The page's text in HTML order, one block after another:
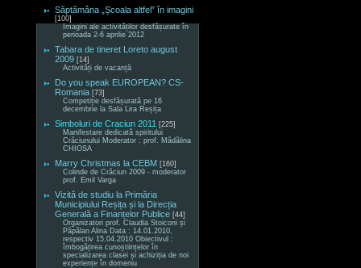
Săptămâna „Școala altfel” în imagini
[100]
Imagini ale activităților desfășurate în
perioada 2-6 aprilie 2012
Tabara de tineret Loreto august
2009 [14]
Activități de vacanță
Do you speak EUROPEAN? CS-
Romania [73]
Competiție desfășurată pe 16
decembrie la Sala Lira Reșița
Simboluri de Craciun 2011 [225]
Manifestare dedicată spiritului
Crăciunului Moderator : prof. Mădălina
CHIOSA
Marry Christmas la CEBM [160]
Colinde de Crăciun 2009 - moderator
prof. Emil Varga
Vizită de studiu la Primăria
Municipiului Reșița și la Direcția
Generală a Finanțelor Publice [44]
Organizatori prof. Claudia Stoiconi și
Păpălan Alina Data : 14.01.2010,
respectiv 15.04.2010 Obiectivul :
îmbogățirea cunoștiințelor în
specializarea clasei și achiziția de noi
experiențe în domeniu